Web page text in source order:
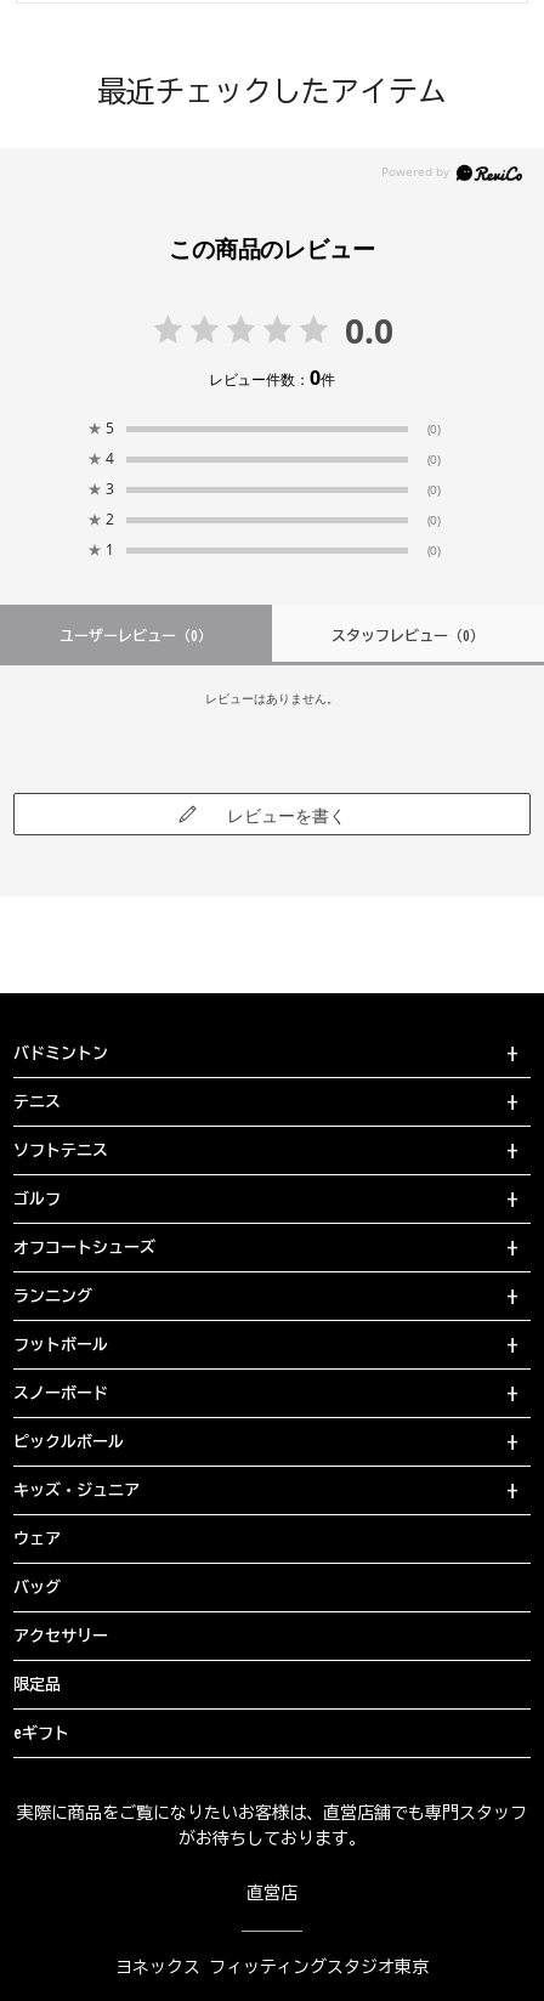
最近チェックしたアイテム
この商品のレビュー
0.0
レビュー件数：0件
★ 5 (0)
★ 4 (0)
★ 3 (0)
★ 2 (0)
★ 1 (0)
ユーザーレビュー （0） スタッフレビュー（0）
レビューはありません。
レビューを書く
バドミントン
テニス
ソフトテニス
ゴルフ
オフコートシューズ
ランニング
フットボール
スノーボード
ピックルボール
キッズ・ジュニア
ウェア
バッグ
アクセサリー
限定品
eギフト
実際に商品をご覧になりたいお客様は、直営店舗でも専門スタッフ
がお待ちしております。
直営店
ヨネックス フィッティングスタジオ東京